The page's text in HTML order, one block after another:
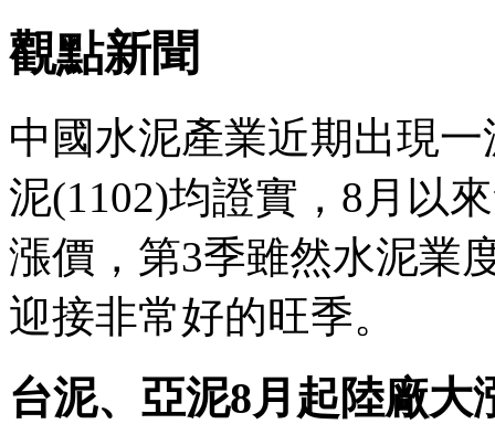
觀點新聞
中國水泥產業近期出現
泥(1102)均證實，8月以
漲價，第3季雖然水泥業
迎接非常好的旺季。
台泥、亞泥8月起陸廠大